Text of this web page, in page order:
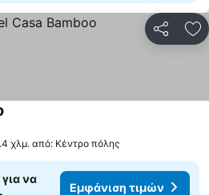
χλμ. από: Κέντρο πόλης
να
Εμφάνιση τιμών